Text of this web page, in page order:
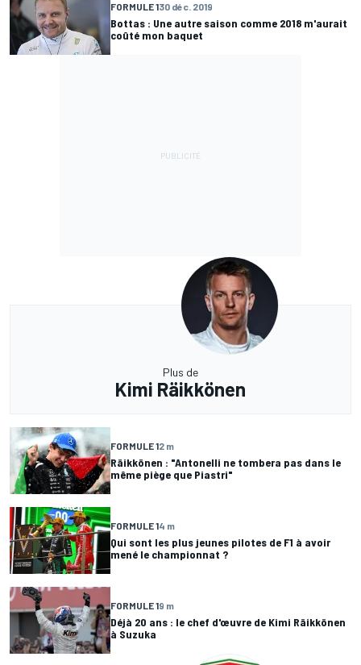
FORMULE 130 déc. 2019
Bottas : Une autre saison comme 2018 m'aurait
coûté mon baquet
Plus de
Kimi Räikkönen
FORMULE 12 m
Räikkönen : "Antonelli ne tombera pas dans le
même piège que Piastri"
FORMULE 14 m
Qui sont les plus jeunes pilotes de F1 à avoir
mené le championnat ?
FORMULE 19 m
Déjà 20 ans : le chef d'œuvre de Kimi Räikkönen
à Suzuka